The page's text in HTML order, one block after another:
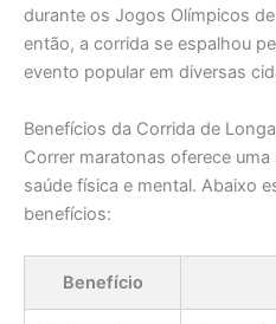
durante os Jogos Olímpicos
então, a corrida se espalhou
evento popular em diversas
Benefícios da Corrida de
Correr maratonas oferece
saúde física e mental. Abaixo
benefícios:
Benefício